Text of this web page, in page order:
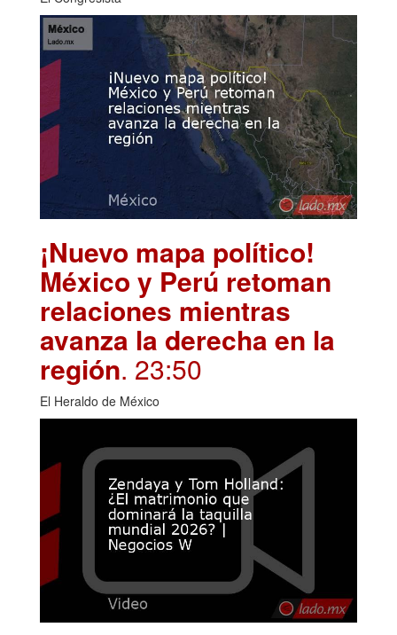
¡Nuevo mapa político!
México y Perú retoman
relaciones mientras
avanza la derecha en la
región. 23:50
El Heraldo de México